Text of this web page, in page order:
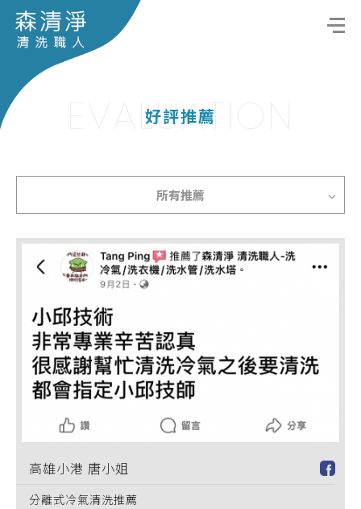
EVALUATION
好評推薦
所有推薦
高雄小港 唐小姐
分離式冷氣清洗推薦